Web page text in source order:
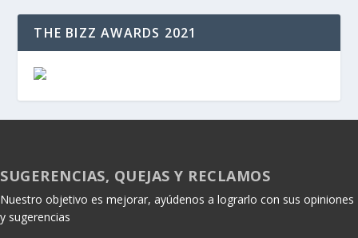
THE BIZZ AWARDS 2021
SUGERENCIAS, QUEJAS Y RECLAMOS
Nuestro objetivo es mejorar, ayúdenos a lograrlo con sus opiniones
y sugerencias